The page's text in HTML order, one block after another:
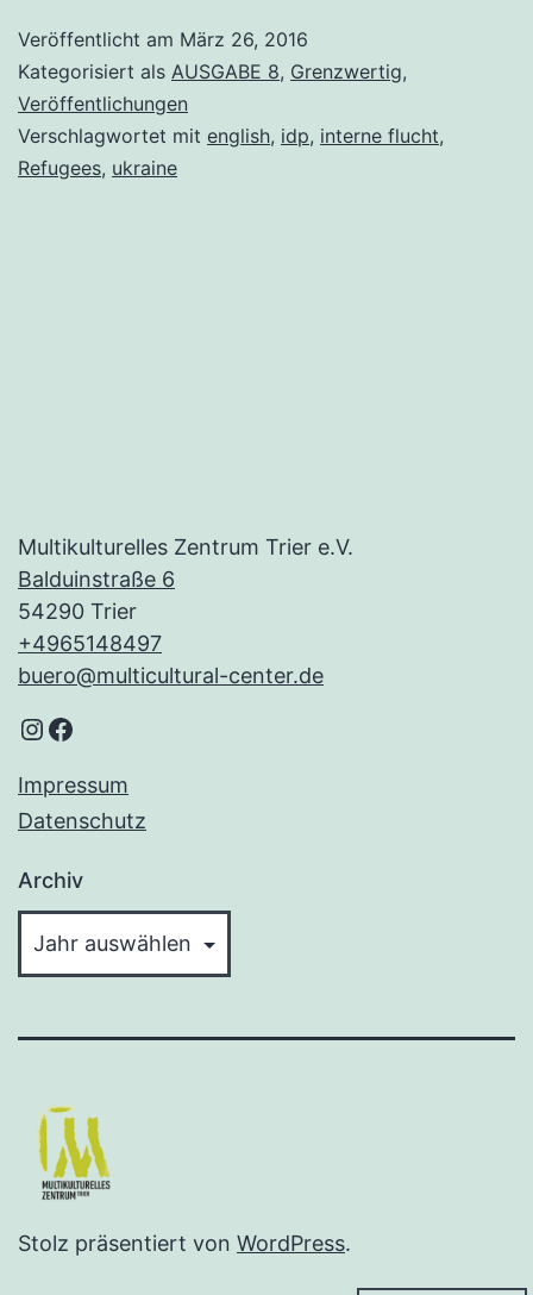
Veröffentlicht am März 26, 2016
Kategorisiert als AUSGABE 8, Grenzwertig,
Veröffentlichungen
Verschlagwortet mit english, idp, interne flucht,
Refugees, ukraine
Multikulturelles Zentrum Trier e.V.
Balduinstraße 6
54290 Trier
+4965148497
buero@multicultural-center.de
Instagram
Facebook
Impressum
Datenschutz
Archiv
Stolz präsentiert von WordPress.